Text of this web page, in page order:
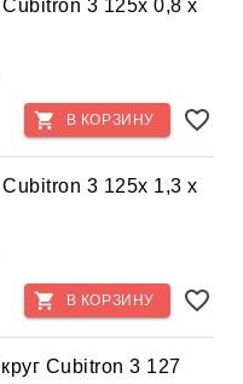
3 125x 0,8 x
В КОРЗИНУ
3 125x 1,3 x
В КОРЗИНУ
Cubitron 3 127